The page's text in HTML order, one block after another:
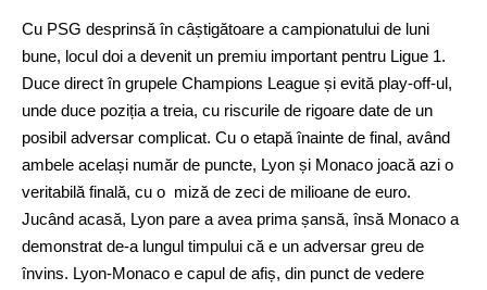
Cu PSG desprinsă în câștigătoare a campionatului de luni
bune, locul doi a devenit un premiu important pentru Ligue 1.
Duce direct în grupele Champions League și evită play-off-ul,
unde duce poziția a treia, cu riscurile de rigoare date de un
posibil adversar complicat. Cu o etapă înainte de final, având
ambele același număr de puncte, Lyon și Monaco joacă azi o
veritabilă finală, cu o miză de zeci de milioane de euro.
Jucând acasă, Lyon pare a avea prima șansă, însă Monaco a
demonstrat de-a lungul timpului că e un adversar greu de
învins. Lyon-Monaco e capul de afiș, din punct de vedere